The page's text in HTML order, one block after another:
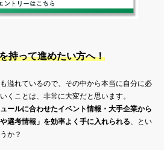
持って進めたい方へ！
溢れているので、その中から本当に自分に必
くことは、非常に大変だと思います。
ュールに合わせたイベント情報・大手企業から
選考情報」を効率よく手に入れられる、とい
か？